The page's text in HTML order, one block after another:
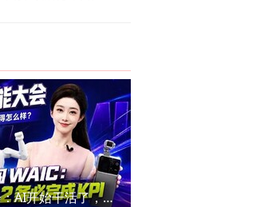
世界人工智能大会：AI开始干活了，但到底干的怎么样？萌新闯WAIC